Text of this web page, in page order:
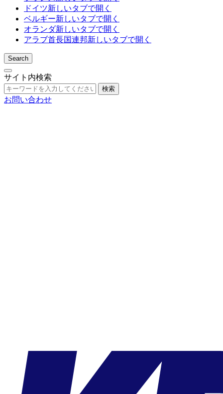
ドイツ新しいタブで開く
ベルギー新しいタブで開く
オランダ新しいタブで開く
アラブ首長国連邦新しいタブで開く
Search
サイト内検索
検索
お問い合わせ